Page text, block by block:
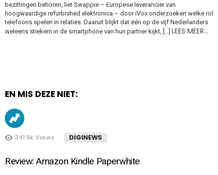
bezittingen behoren, liet Swappie – Europese leverancier van
hoogwaardige refurbished elektronica – door iVox onderzoeken welke rol
telefoons spelen in relaties. Daaruit blijkt dat één op de vijf Nederlanders
weleens stiekem in de smartphone van hun partner kijkt, […] LEES MEER…
EN MIS DEZE NIET:
341.9k Views DIGINEWS
Review: Amazon Kindle Paperwhite